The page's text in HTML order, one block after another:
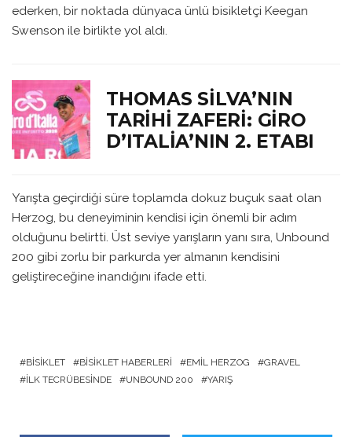
ederken, bir noktada dünyaca ünlü bisikletçi Keegan
Swenson ile birlikte yol aldı.
THOMAS SILVA’NIN
TARIHI ZAFERI: GIRO
D’ITALIA’NIN 2. ETABI
Yarışta geçirdiği süre toplamda dokuz buçuk saat olan
Herzog, bu deneyiminin kendisi için önemli bir adım
olduğunu belirtti. Üst seviye yarışların yanı sıra, Unbound
200 gibi zorlu bir parkurda yer almanın kendisini
geliştireceğine inandığını ifade etti.
BISIKLET BISIKLET HABERLERI EMIL HERZOG
GRAVEL
İLK TECRÜBESINDE
UNBOUND 200 YARIŞ